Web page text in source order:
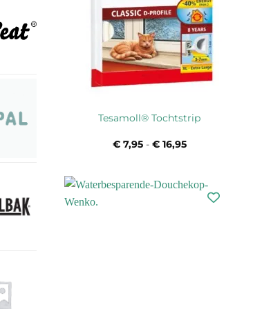
Tesamoll® Tochtstrip
€7,95 - €16,95Prijsklasse: